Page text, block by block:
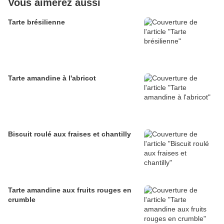
Vous aimerez aussi
Tarte brésilienne
Tarte amandine à l'abricot
Biscuit roulé aux fraises et chantilly
Tarte amandine aux fruits rouges en
crumble